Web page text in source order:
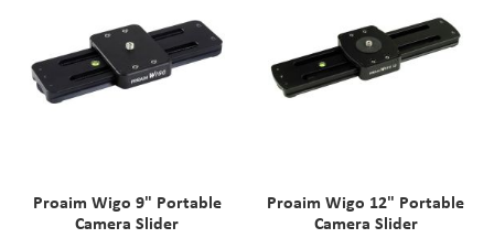
Proaim Wigo 9" Portable
Camera Slider
Proaim Wigo 12" Portable
Camera Slider